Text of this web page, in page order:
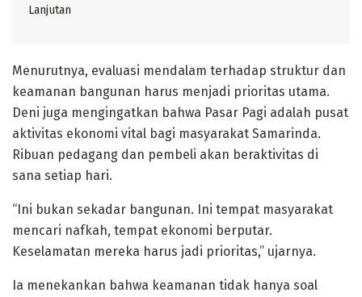
Lanjutan
Menurutnya, evaluasi mendalam terhadap struktur dan
keamanan bangunan harus menjadi prioritas utama.
Deni juga mengingatkan bahwa Pasar Pagi adalah pusat
aktivitas ekonomi vital bagi masyarakat Samarinda.
Ribuan pedagang dan pembeli akan beraktivitas di
sana setiap hari.
“Ini bukan sekadar bangunan. Ini tempat masyarakat
mencari nafkah, tempat ekonomi berputar.
Keselamatan mereka harus jadi prioritas,” ujarnya.
Ia menekankan bahwa keamanan tidak hanya soal